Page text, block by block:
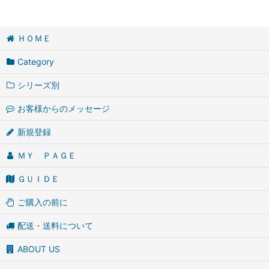
ＨＯＭＥ
Category
シリーズ別
お客様からのメッセージ
新規登録
ＭＹ ＰＡＧＥ
ＧＵＩＤＥ
ご購入の前に
配送・送料について
ABOUT US